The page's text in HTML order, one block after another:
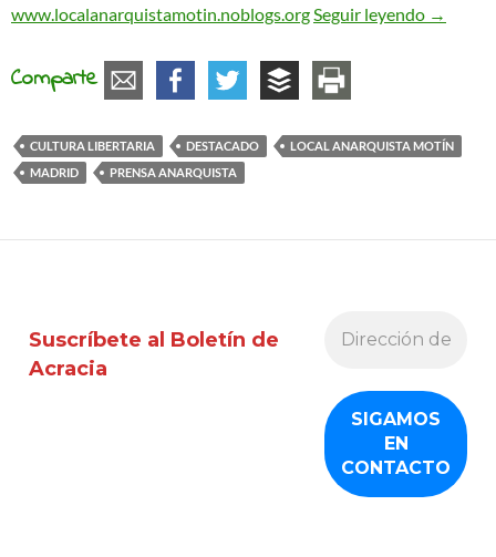
www.localanarquistamotin.noblogs.orgSeguir leyendo →
Comparte
CULTURA LIBERTARIA DESTACADO
LOCAL ANARQUISTA MOTÍN
MADRID
PRENSA ANARQUISTA
Suscríbete al Boletín de
Acracia